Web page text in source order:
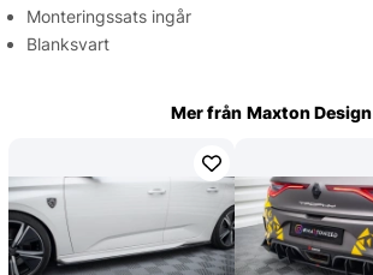
Monteringssats ingår
Blanksvart
Mer från Maxton Design